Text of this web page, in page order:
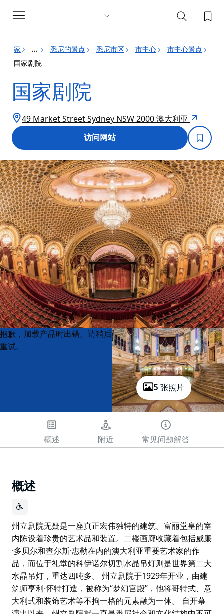
Toggle
navigation
家 ... 悉尼的景点 悉尼市区 市中心
市中心景点
国家剧院
国家剧院
49 Market Street Sydney NSW 2000 澳大利亚
访问网站
5 张照片
Product
List
Product
List
抱歉，加载产品时出错。请稍后
重试。
概述 附近 常见问题解答
概述
州立剧院无疑是一座真正宏伟独特的建筑。富丽堂皇的室
内陈设着珍贵的艺术品和装置。二楼画廊收藏着包括威廉
·多贝尔和查尔斯·惠勒在内的澳大利亚重要艺术家的作
品，而位于礼堂的科伊诺尔切割水晶吊灯则是世界第二大
水晶吊灯，重达四吨多。 州立剧院于1929年开业，由建
筑师亨利·怀特打造，被称为“梦幻宫殿”，他将哥特式、意
大利式和装饰艺术等不拘一格的元素融为一体。 自开幕